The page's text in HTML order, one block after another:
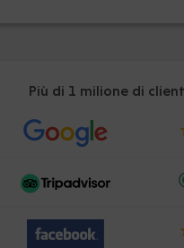
Più di 1 milione di